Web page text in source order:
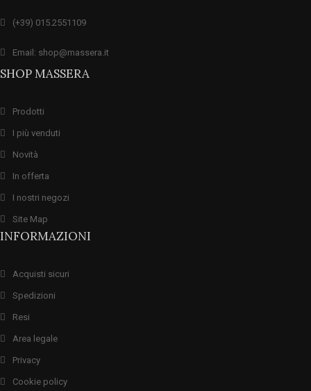
(+39) 015.2551109
Email: shop@massera.it
SHOP MASSERA
Prodotti
I più venduti
Novità
In offerta
I nostri negozi
Site Map
INFORMAZIONI
Acquisti sicuri
Spedizioni
Resi
Area legale
Privacy
Cookie policy